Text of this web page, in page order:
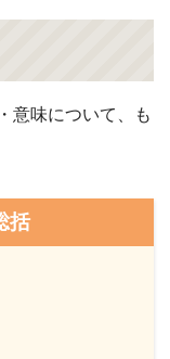
意味について、も
括